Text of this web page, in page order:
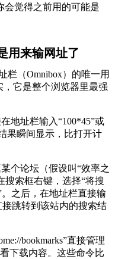
会觉得之前用的可能是
用来输网址了
栏（Omnibox）的唯一用
，它是整个浏览器里最强
在地址栏输入“100*45”或
果瞬间显示，比打开计
某个论坛（假设叫“效率之
搜索框右键，选择“将搜
。之后，在地址栏直接输
接跳转到该站内的搜索结
bookmarks”直接管理
看下载内容。这些命令比